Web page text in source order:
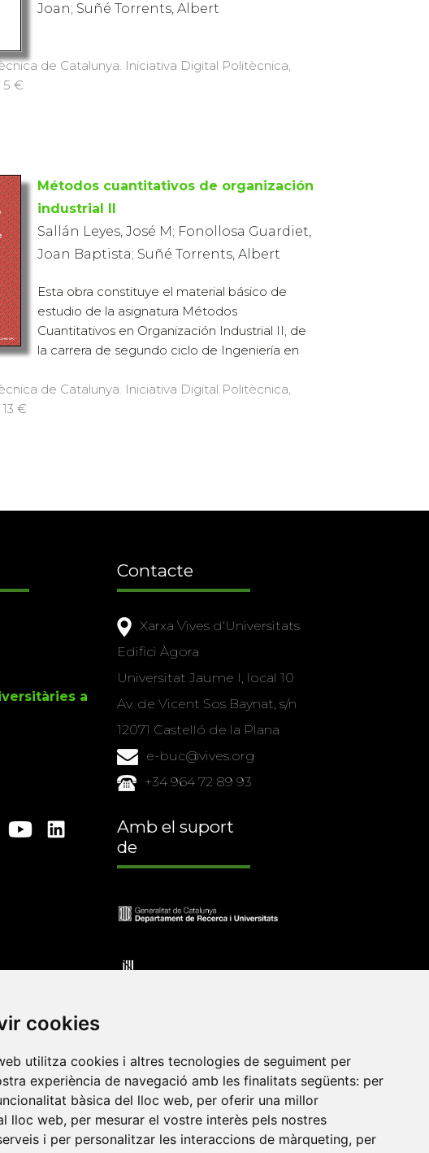
cookies
utilitza cookies i altres tecnologies de seguiment per
experiència de navegació amb les finalitats següents: per
bàsica del lloc web, per oferir una millor
lloc web, per mesurar el vostre interès pels nostres
i per personalitzar les interaccions de màrqueting, per
Joan; Suñé Torrents, Albert
de Catalunya. Iniciativa Digital Politècnica,
5 €
Métodos cuantitativos de organización
industrial II
Sallán Leyes, José M; Fonollosa Guardiet,
Joan Baptista; Suñé Torrents, Albert
Esta obra constituye el material básico de
estudio de la asignatura Métodos
Cuantitativos en Organización Industrial II, de
la carrera de segundo ciclo de Ingeniería en
de Catalunya. Iniciativa Digital Politècnica,
€
a
Contacte
Xarxa Vives d'Universitats
Edifici Àgora
Universitat Jaume I, local 10
Av. de Vicent Sos Baynat, s/n
12071 Castelló de la Plana
e-buc@vives.org
+34 964 72 89 93
Amb el suport
de
•Universitat de Barcelona•Universitat CEU Cardenal
• Universitat Jaume I•Universitat de Lleida•Universitat Miguel
de Catalunya•Universitat Politècnica de València•